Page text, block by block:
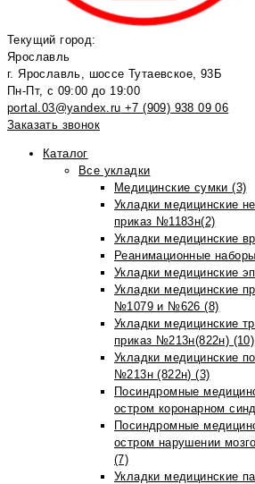
Текущий город:
Ярославль
г. Ярославль, шоссе Тутаевское, 93Б
Пн-Пт, с 09:00 до 19:00
portal.03@yandex.ru +7 (909) 938 09 06
Заказать звонок
Каталог
Все укладки
Медицинские сумки (3)
Укладки медицинские
приказ №1183н(2)
Укладки медицинские
Реанимационные
Укладки медицинские
Укладки медицинские
№1079 и №626 (8)
Укладки медицинские
приказ №213н(822н) (10)
Укладки медицинские
№213н (822н) (3)
Посиндромные
остром коронарном
Посиндромные
остром нарушении
(7)
Укладки медицинские